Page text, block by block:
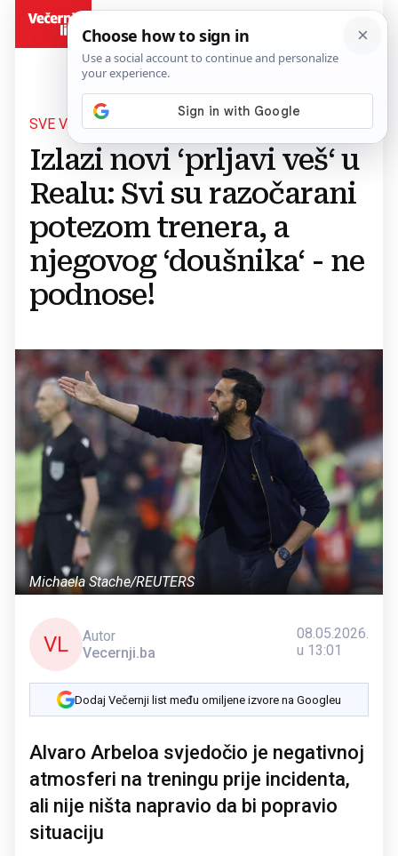
SVE VEĆE NEZADOVOLJSTVO
Izlazi novi ‘prljavi veš‘ u
Realu: Svi su razočarani
potezom trenera, a
njegovog ‘doušnika‘ - ne
podnose!
Michaela Stache/REUTERS
VL
Autor
Vecernji.ba
08.05.2026.
u 13:01
Dodaj Večernji list među omiljene izvore na Googleu
Alvaro Arbeloa svjedočio je negativnoj
atmosferi na treningu prije incidenta,
ali nije ništa napravio da bi popravio
situaciju